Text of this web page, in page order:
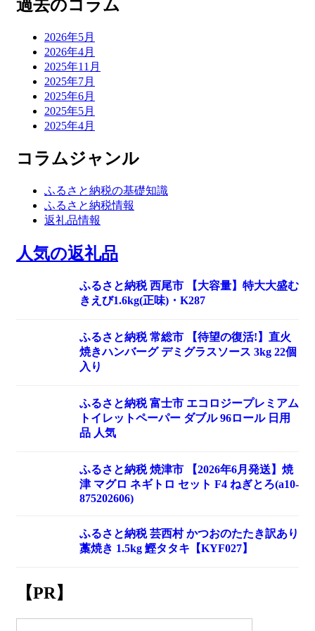
過去のコラム
2026年5月
2026年4月
2025年11月
2025年7月
2025年6月
2025年5月
2025年4月
コラムジャンル
ふるさと納税の基礎知識
ふるさと納税情報
返礼品情報
人気の返礼品
ふるさと納税 西尾市 【大容量】特大大盛む
きえび1.6kg(正味)・K287
ふるさと納税 常総市 【待望の復活!】直火
焼きハンバーグ デミグラスソース 3kg 22個
入り
ふるさと納税 富士市 エコロジープレミアム
トイレットペーパー ダブル 96ロール 日用
品 人気
ふるさと納税 焼津市 【2026年6月発送】焼
津 マグロ ネギトロ セット F4 ねぎとろ(a10-
875202606)
ふるさと納税 芸西村 かつおのたたき訳あり
藁焼き 1.5kg 鰹タタキ【KYF027】
【PR】